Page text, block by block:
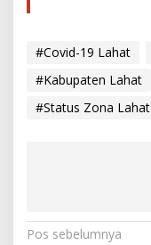
#Covid-19 Lahat
#Kabupaten Lahat
#Status Zona Lahat
N
Pos sebelumnya